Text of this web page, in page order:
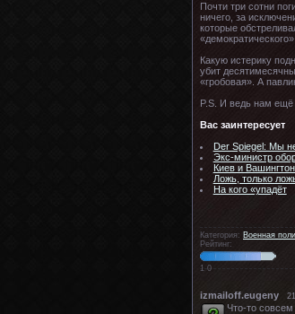
Почти три сотни
ничего, за
которые
Какую истерику
убит
«гробовая». А
P.S. И ведь нам ещё
Вас заинтересует
Der Spiegel: Мы
Экс-министр
Киев и
Ложь, только
На кого «упадёт
Категория: Военная
Рейтинг:
1 0
izmailoff.eugeny
Что-то совсем